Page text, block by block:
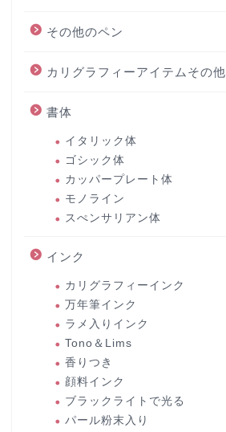
その他のペン
カリグラフィーアイテムその他
書体
イタリック体
ゴシック体
カッパープレート体
モノライン
スぺンサリアン体
インク
カリグラフィーインク
万年筆インク
ラメ入りインク
Tono＆Lims
香りつき
顔料インク
ブラックライトで光る
パール粉末入り